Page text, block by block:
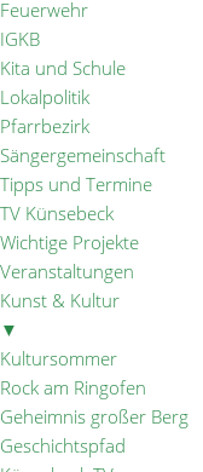
Feuerwehr
IGKB
Kita und Schule
Lokalpolitik
Pfarrbezirk
Sängergemeinschaft
Tipps und Termine
TV Künsebeck
Wichtige Projekte
Veranstaltungen
Kunst & Kultur
▼
Kultursommer
Rock am Ringofen
Geheimnis großer Berg
Geschichtspfad